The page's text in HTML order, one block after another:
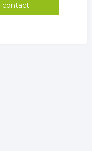
contact